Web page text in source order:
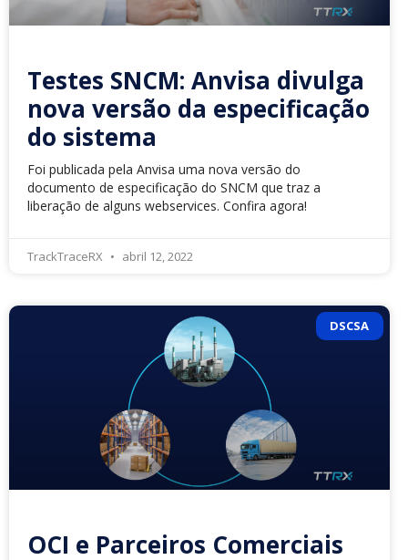
Testes SNCM: Anvisa divulga
nova versão da especificação
do sistema
Foi publicada pela Anvisa uma nova versão do
documento de especificação do SNCM que traz a
liberação de alguns webservices. Confira agora!
TrackTraceRX abril 12, 2022
DSCSA
OCI e Parceiros Comerciais